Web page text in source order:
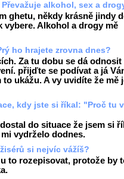
alkohol, sex a
ghetu, někdy krásně jindy
vybere. Alkohol a drogy mě
ho hrajete zrovna dnes?
Za tu dobu se dá odnosit
přijďte se podívat a já
ukážu. A vy uvidíte že mě
kdy jste si říkal: "Proč tu
do situace že jsem si
vydrželo dodnes.
si nejvíc vážíš?
to rozepisovat, protože by